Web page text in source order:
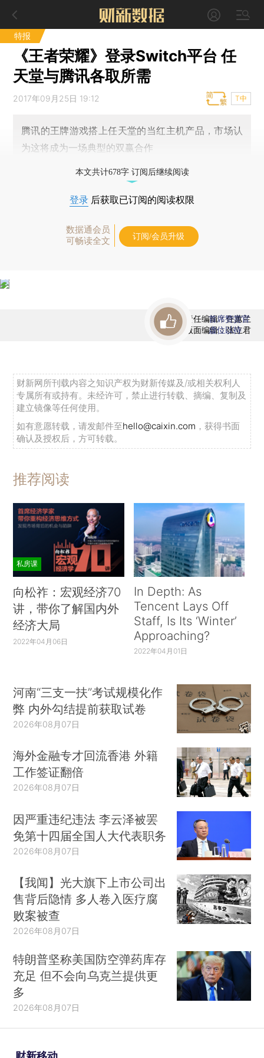
特报
《王者荣耀》登录Switch平台 任
天堂与腾讯各取所需
2017年09月25日 19:12 T中
腾讯的王牌游戏搭上任天堂的当红主机产品，市场认
为这将成为一场典型的双赢合作
本文共计678字 订阅后继续阅读
登录 后获取已订阅的阅读权限
数据通会员
可畅读全文
订阅/会员升级
责任编辑：任蕙兰
版面编辑：张立君
首席赞赏官
虚位以待
财新网所刊载内容之知识产权为财新传媒及/或相关权利人
专属所有或持有。未经许可，禁止进行转载、摘编、复制及
建立镜像等任何使用。
如有意愿转载，请发邮件至hello@caixin.com ，获得书面
确认及授权后，方可转载。
推荐阅读
私房课
向松祚：宏观经济70
讲，带你了解国内外
经济大局
2022年04月06日
In Depth: As
Tencent Lays Off
Staff, Is Its ‘Winter’
Approaching?
2022年04月01日
河南“三支一扶”考试规模化作
弊 内外勾结提前获取试卷
2026年08月07日
海外金融专才回流香港 外籍
工作签证翻倍
2026年08月07日
因严重违纪违法 李云泽被罢
免第十四届全国人大代表职务
2026年08月07日
【我闻】光大旗下上市公司出
售背后隐情 多人卷入医疗腐
败案被查
2026年08月07日
特朗普坚称美国防空弹药库存
充足 但不会向乌克兰提供更
多
2026年08月07日